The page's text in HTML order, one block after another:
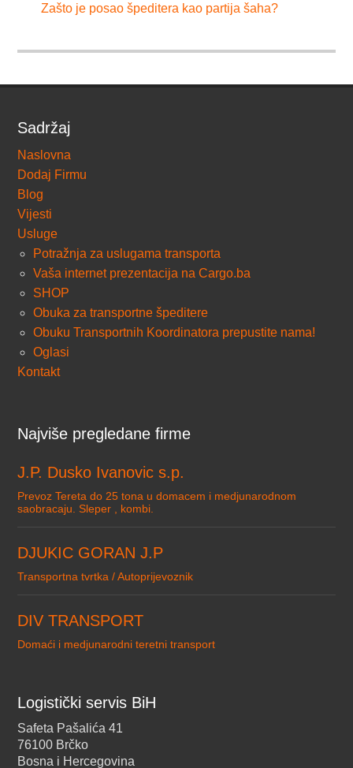
Zašto je posao špeditera kao partija šaha?
Sadržaj
Naslovna
Dodaj Firmu
Blog
Vijesti
Usluge
Potražnja za uslugama transporta
Vaša internet prezentacija na Cargo.ba
SHOP
Obuka za transportne špeditere
Obuku Transportnih Koordinatora prepustite nama!
Oglasi
Kontakt
Najviše pregledane firme
J.P. Dusko Ivanovic s.p.
Prevoz Tereta do 25 tona u domacem i medjunarodnom
saobracaju. Sleper , kombi.
DJUKIC GORAN J.P
Transportna tvrtka / Autoprijevoznik
DIV TRANSPORT
Domaći i medjunarodni teretni transport
Logistički servis BiH
Safeta Pašalića 41
76100 Brčko
Bosna i Hercegovina